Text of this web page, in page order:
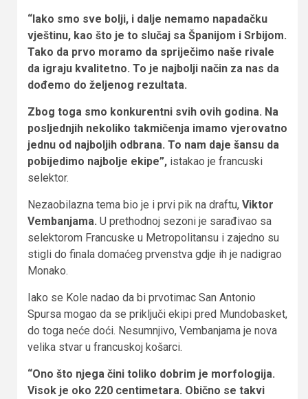
“Iako smo sve bolji, i dalje nemamo napadačku
vještinu, kao što je to slučaj sa Španijom i Srbijom.
Tako da prvo moramo da spriječimo naše rivale
da igraju kvalitetno. To je najbolji način za nas da
dođemo do željenog rezultata.
Zbog toga smo konkurentni svih ovih godina. Na
posljednjih nekoliko takmičenja imamo vjerovatno
jednu od najboljih odbrana. To nam daje šansu da
pobijedimo najbolje ekipe”, istakao je francuski
selektor.
Nezaobilazna tema bio je i prvi pik na draftu, Viktor
Vembanjama. U prethodnoj sezoni je sarađivao sa
selektorom Francuske u Metropolitansu i zajedno su
stigli do finala domaćeg prvenstva gdje ih je nadigrao
Monako.
Iako se Kole nadao da bi prvotimac San Antonio
Spursa mogao da se priključi ekipi pred Mundobasket,
do toga neće doći. Nesumnjivo, Vembanjama je nova
velika stvar u francuskoj košarci.
“Ono što njega čini toliko dobrim je morfologija.
Visok je oko 220 centimetara. Obično se takvi